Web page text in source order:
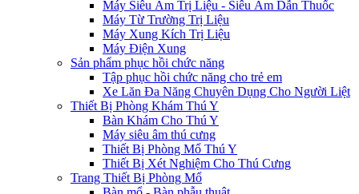
Máy Siêu Âm Trị Liệu - Siêu Âm Dẫn Thuốc
Máy Từ Trường Trị Liệu
Máy Xung Kích Trị Liệu
Máy Điện Xung
Sản phẩm phục hồi chức năng
Tập phục hồi chức năng cho trẻ em
Xe Lăn Đa Năng Chuyên Dụng Cho Người Liệt
Thiết Bị Phòng Khám Thú Y
Bàn Khám Cho Thú Y
Máy siêu âm thú cưng
Thiết Bị Phòng Mổ Thú Y
Thiết Bị Xét Nghiệm Cho Thú Cưng
Trang Thiết Bị Phòng Mổ